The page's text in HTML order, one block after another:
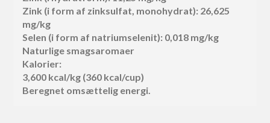
Zink (i form af zinksulfat, monohydrat): 26,625
mg/kg
Selen (i form af natriumselenit): 0,018 mg/kg
Naturlige smagsaromaer
Kalorier:
3,600 kcal/kg (360 kcal/cup)
Beregnet omsættelig energi.